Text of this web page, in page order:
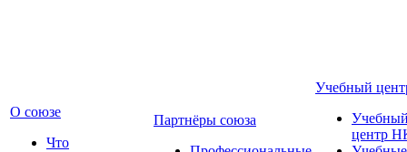
О союзе
Что
Партнёры союза
Учебный
центр